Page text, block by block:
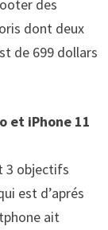
des
dont deux
de 699 dollars
et iPhone 11
3 objectifs
est d’aprés
ait